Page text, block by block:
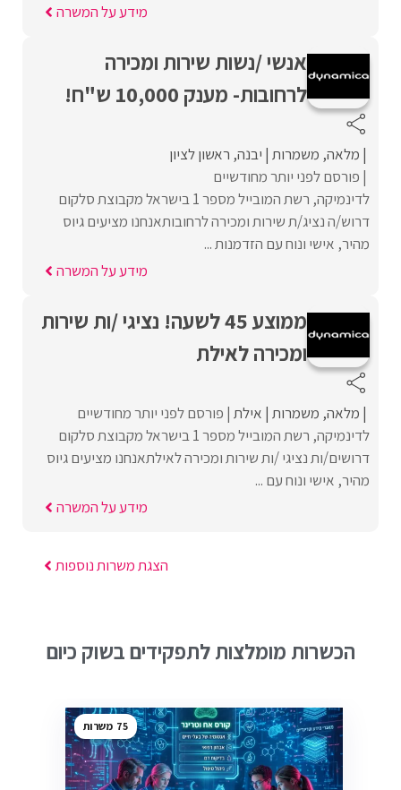
מידע על המשרה
אנשי /נשות שירות ומכירה
לרחובות- מענק 10,000 ש"ח!
מלאה משמרות יבנה ראשון לציון
פורסם לפני יותר מחודשיים
לדינמיקה, רשת המובייל מספר 1 בישראל מקבוצת סלקום
דרוש/ה נציג/ת שירות ומכירה לרחובותאנחנו מציעים גיוס
מהיר, אישי ונוח עם הזדמנות ...
מידע על המשרה
ממוצע 45 לשעה! נציגי /ות שירות
ומכירה לאילת
מלאה משמרות אילת פורסם לפני יותר מחודשיים
לדינמיקה, רשת המובייל מספר 1 בישראל מקבוצת סלקום
דרושים/ות נציגי /ות שירות ומכירה לאילתאנחנו מציעים גיוס
מהיר, אישי ונוח עם ...
מידע על המשרה
הצגת משרות נוספות
הכשרות מומלצות לתפקידים בשוק כיום
75